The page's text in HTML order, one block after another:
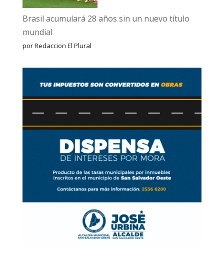
Brasil acumulará 28 años sin un nuevo título
mundial
por Redaccion El Plural